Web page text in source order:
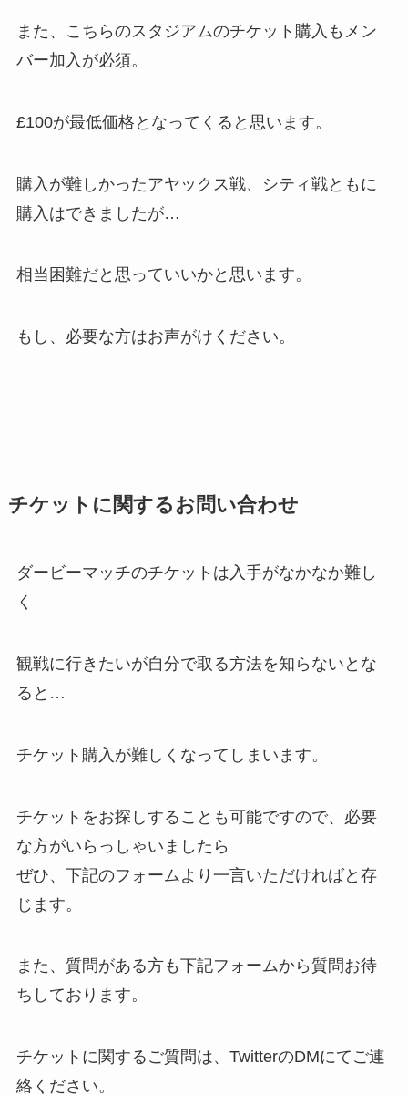
また、こちらのスタジアムのチケット購入もメン
バー加入が必須。
£100が最低価格となってくると思います。
購入が難しかったアヤックス戦、シティ戦ともに
購入はできましたが…
相当困難だと思っていいかと思います。
もし、必要な方はお声がけください。
チケットに関するお問い合わせ
ダービーマッチのチケットは入手がなかなか難し
く
観戦に行きたいが自分で取る方法を知らないとな
ると…
チケット購入が難しくなってしまいます。
チケットをお探しすることも可能ですので、必要
な方がいらっしゃいましたら
ぜひ、下記のフォームより一言いただければと存
じます。
また、質問がある方も下記フォームから質問お待
ちしております。
チケットに関するご質問は、TwitterのDMにてご連
絡ください。